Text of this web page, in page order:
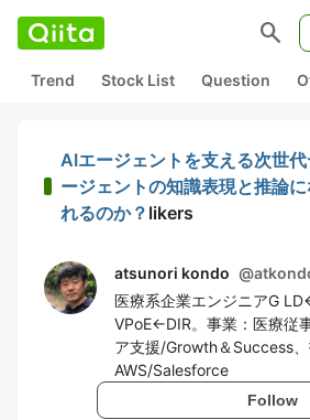
search
Trend Stock List Question
AIエージェントを支える次世
ージェントの知識表現と推論
れるのか？ likers
atsunori kondo @
医療系企業エンジニアG
VPoE←DIR。事業：医療従
ア支援/Growth＆Success
AWS/Salesforce
Follow